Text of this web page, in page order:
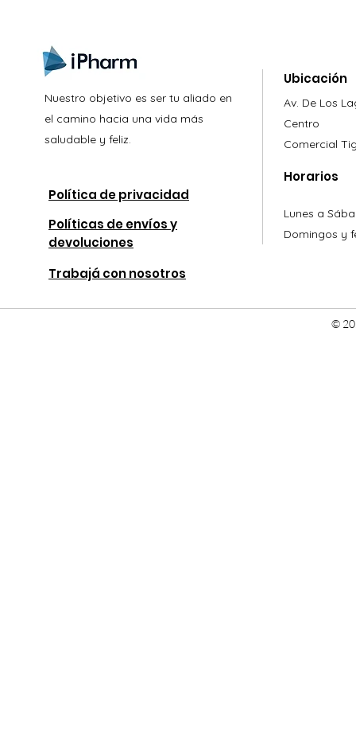
Nuestro objetivo es ser tu aliado en
el camino hacia una vida más
saludable y feliz.
Política de privacidad
Políticas de envíos y
devoluciones
Trabajá con nosotros
Ubicación
Av. De Los
Centro
Comercial
Horarios
Lunes a
Domingos y
©